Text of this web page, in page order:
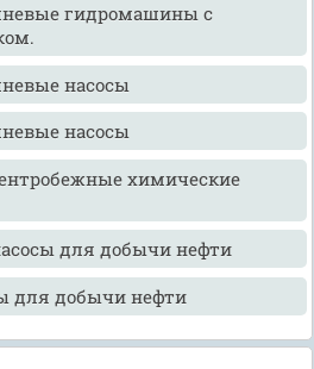
гидромашины с
насосы
насосы
химические
для добычи нефти
для добычи нефти